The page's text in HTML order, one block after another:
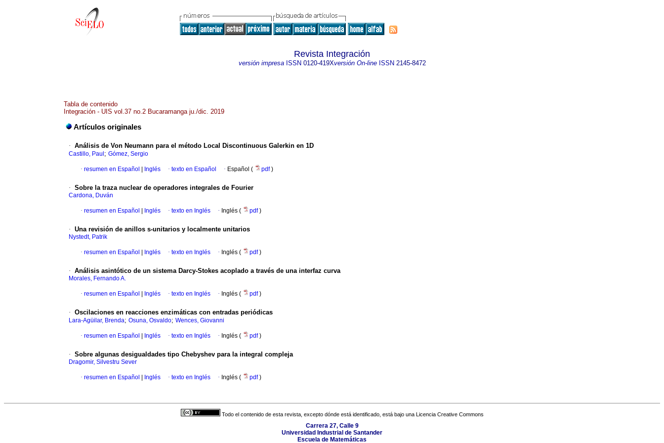
Revista Integración
versión impresaISSN 0120-419Xversión On-lineISSN 2145-8472
Tabla de contenido
Integración - UIS vol.37 no.2 Bucaramanga ju./dic. 2019
Artículos originales
· Análisis de Von Neumann para el método Local Discontinuous Galerkin en 1D
Castillo, Paul ; Gómez, Sergio
· resumen en Español Inglés · texto en Español · Español ( pdf)
· Sobre la traza nuclear de operadores integrales de Fourier
Cardona, Duván
· resumen en Español Inglés · texto en Inglés · Inglés ( pdf)
· Una revisión de anillos s-unitarios y localmente unitarios
Nystedt, Patrik
· resumen en Español Inglés · texto en Inglés · Inglés ( pdf)
· Análisis asintótico de un sistema Darcy-Stokes acoplado a través de una interfaz curva
Morales, Fernando A.
· resumen en Español Inglés · texto en Inglés · Inglés ( pdf)
· Oscilaciones en reacciones enzimáticas con entradas periódicas
Lara-Agüilar, Brenda; Osuna, Osvaldo; Wences, Giovanni
· resumen en Español Inglés · texto en Inglés · Inglés ( pdf)
· Sobre algunas desigualdades tipo Chebyshev para la integral compleja
Dragomir, Silvestru Sever
· resumen en Español Inglés · texto en Inglés · Inglés ( pdf)
Todo el contenido de esta revista, excepto dónde está identificado, está bajo una Licencia Creative Commons
Carrera 27, Calle 9
Universidad Industrial de Santander
Escuela de Matemáticas